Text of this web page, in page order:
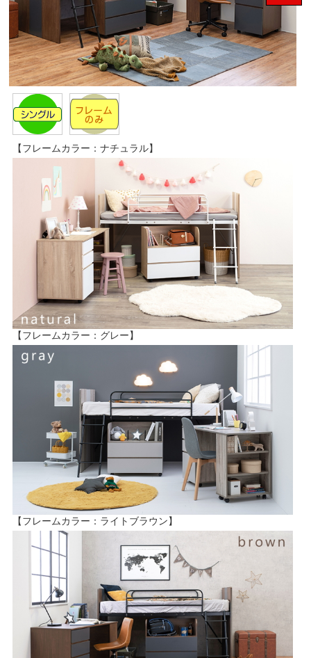
【フレームカラー：ナチュラル】
【フレームカラー：グレー】
【フレームカラー：ライトブラウン】